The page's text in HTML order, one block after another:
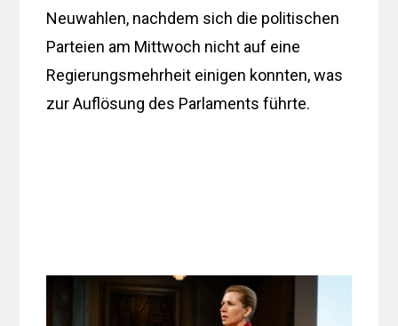
Neuwahlen, nachdem sich die politischen
Parteien am Mittwoch nicht auf eine
Regierungsmehrheit einigen konnten, was
zur Auflösung des Parlaments führte.